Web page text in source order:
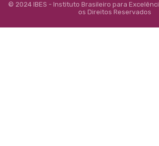
© 2024 IBES - Instituto Brasileiro para
os Direitos Reservados